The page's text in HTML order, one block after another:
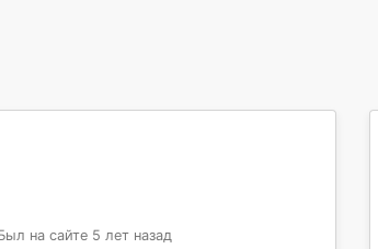
на сайте 5 лет назад